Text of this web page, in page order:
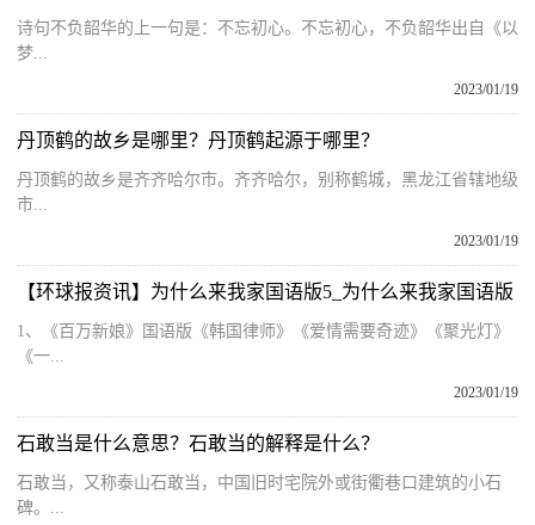
诗句不负韶华的上一句是：不忘初心。不忘初心，不负韶华出自《以
梦...
2023/01/19
丹顶鹤的故乡是哪里？丹顶鹤起源于哪里？
丹顶鹤的故乡是齐齐哈尔市。齐齐哈尔，别称鹤城，黑龙江省辖地级
市...
2023/01/19
【环球报资讯】为什么来我家国语版5_为什么来我家国语版
1、《百万新娘》国语版《韩国律师》《爱情需要奇迹》《聚光灯》
《一...
2023/01/19
石敢当是什么意思？石敢当的解释是什么？
石敢当，又称泰山石敢当，中国旧时宅院外或街衢巷口建筑的小石
碑。...